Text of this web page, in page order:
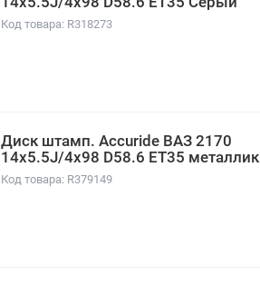
Код товара: R318273
Диск штамп. Accuride ВАЗ 2170
14x5.5J/4x98 D58.6 ET35 металлик
Код товара: R379149